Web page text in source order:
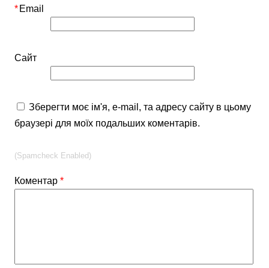
Коментар*
Email
*
Сайт
Зберегти моє ім'я, e-mail, та адресу сайту в цьому
браузері для моїх подальших коментарів.
(Spamcheck Enabled)